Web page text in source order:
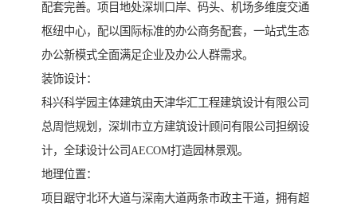
配套完善。项目地处深圳口岸、码头、机场多维度交通
枢纽中心，配以国际标准的办公商务配套，一站式生态
办公新模式全面满足企业及办公人群需求。
装饰设计：
科兴科学园主体建筑由天津华汇工程建筑设计有限公司
总周恺规划，深圳市立方建筑设计顾问有限公司担纲设
计，全球设计公司AECOM打造园林景观。
地理位置：
项目踞守北环大道与深南大道两条市政主干道，拥有超